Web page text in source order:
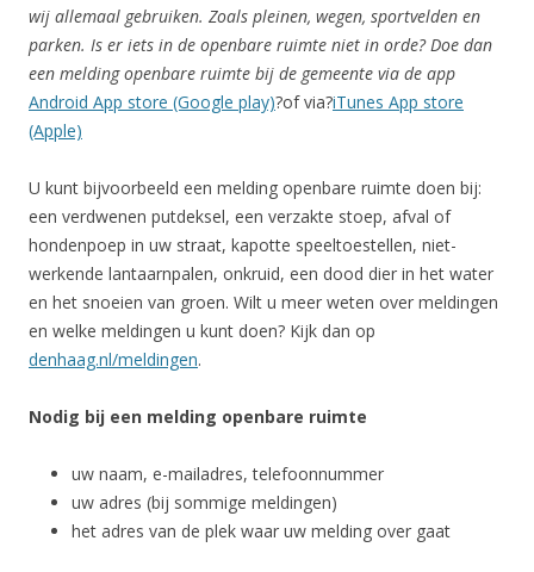
wij allemaal gebruiken. Zoals pleinen, wegen, sportvelden en
parken. Is er iets in de openbare ruimte niet in orde? Doe dan
een melding openbare ruimte bij de gemeente via de app
Android App store (Google play)?of via?iTunes App store
(Apple)
U kunt bijvoorbeeld een melding openbare ruimte doen bij:
een verdwenen putdeksel, een verzakte stoep, afval of
hondenpoep in uw straat, kapotte speeltoestellen, niet-
werkende lantaarnpalen, onkruid, een dood dier in het water
en het snoeien van groen. Wilt u meer weten over meldingen
en welke meldingen u kunt doen? Kijk dan op
denhaag.nl/meldingen.
Nodig bij een melding openbare ruimte
uw naam, e-mailadres, telefoonnummer
uw adres (bij sommige meldingen)
het adres van de plek waar uw melding over gaat